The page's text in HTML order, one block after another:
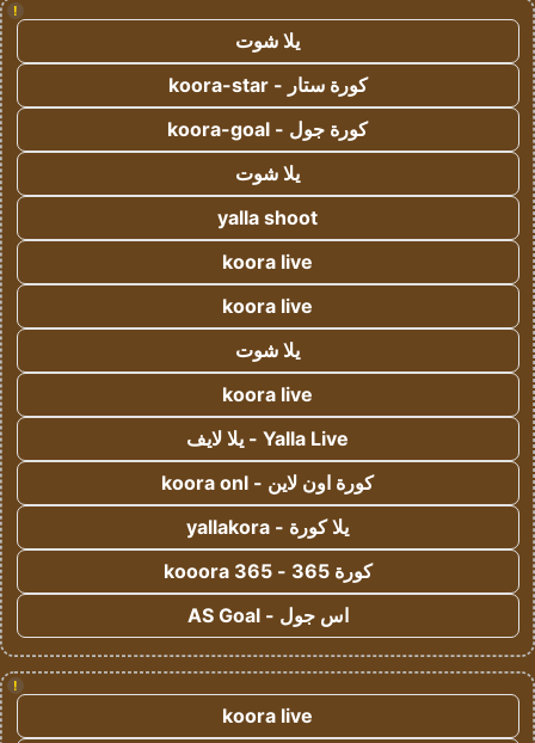
!
يلا شوت
كورة ستار - koora-star
كورة جول - koora-goal
يلا شوت
yalla shoot
koora live
koora live
يلا شوت
koora live
Yalla Live - يلا لايف
كورة اون لاين - koora onl
يلا كورة - yallakora
كورة 365 - kooora 365
اس جول - AS Goal
!
koora live